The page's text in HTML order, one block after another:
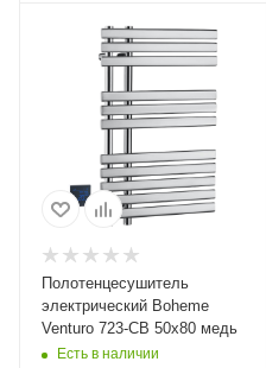
Полотенцесушитель
электрический Boheme
Venturo 723-CB 50х80 медь
Есть в наличии